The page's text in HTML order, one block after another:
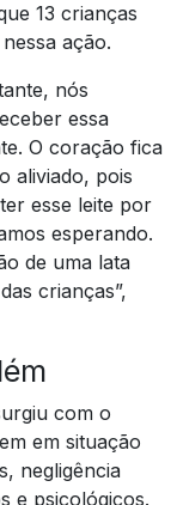
13 crianças
ação.
nós
essa
O coração fica
aliviado, pois
esse leite por
esperando.
de uma lata
crianças”,
com o
em situação
negligência
e psicológicos.